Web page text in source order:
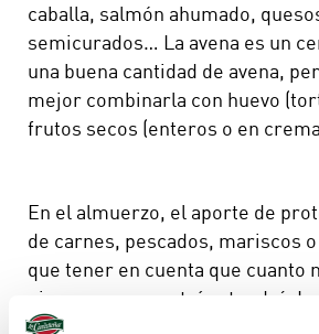
caballa, salmón ahumado,
semicurados… La avena es un
una buena cantidad de avena,
mejor combinarla con huevo
frutos secos (enteros o en
En el almuerzo, el aporte de
de carnes, pescados, mariscos
que tener en cuenta que cuanto
pieza, menos proteína tendrá.
es necesaria, no debemos